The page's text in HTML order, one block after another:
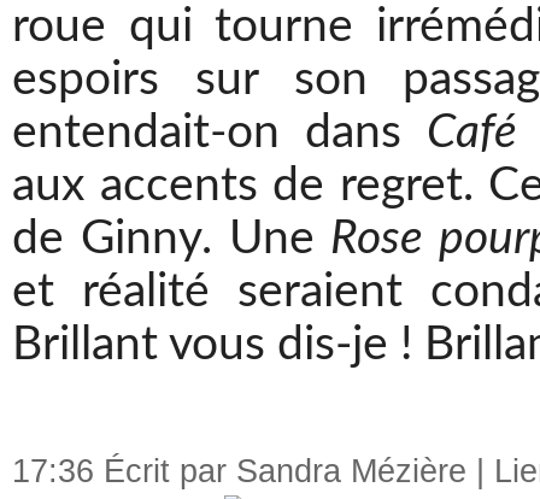
roue qui tourne
espoirs sur son
entendait-on dans Café
aux accents de regret.
de Ginny. Une Rose
et réalité seraient
Brillant vous dis-je !
17:36 Écrit par Sandra Mézière |